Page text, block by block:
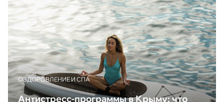
ОЗДОРОВЛЕНИЕ И СПА
Антистресс-программы в Крыму: что